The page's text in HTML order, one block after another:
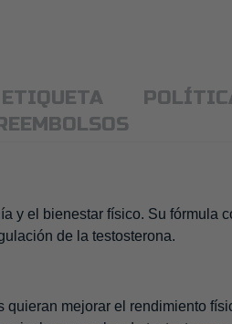
ETIQUETA
y el bienestar físico. Su fórmula
de la testosterona.
mejorar el rendimiento